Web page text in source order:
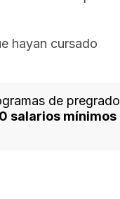
hayan cursado
de pregrado
salarios mínimos